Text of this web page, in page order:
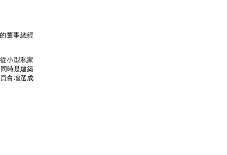
董事總經
小型私家
時是建築
會增選成